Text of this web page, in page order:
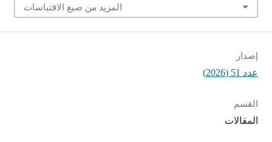
المزيد من صيغ الاقتباسات
إصدار
عدد 51 (2026)
القسم
المقالات